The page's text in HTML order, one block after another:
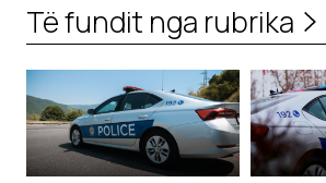
Të fundit nga rubrika